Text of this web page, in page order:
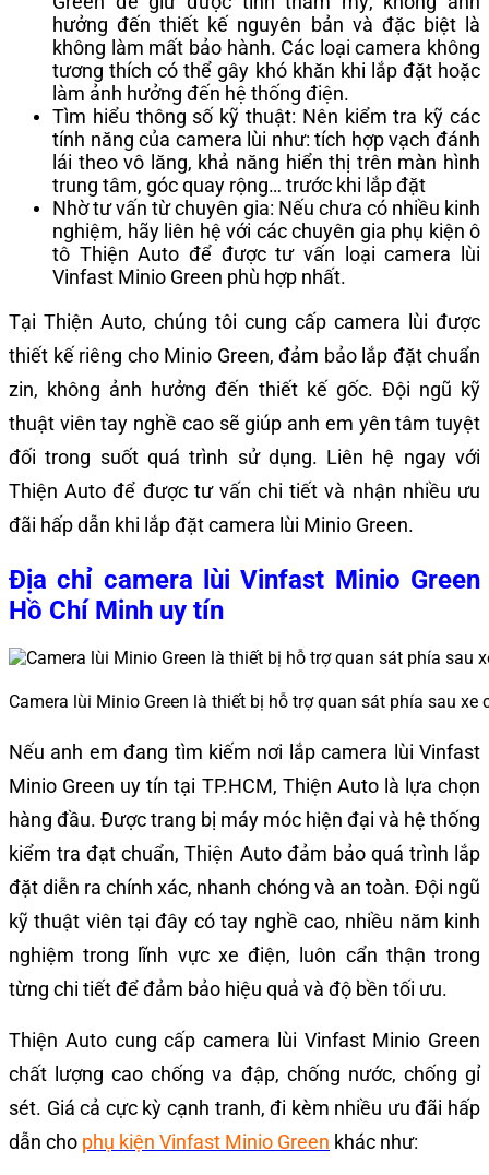
hưởng đến thiết kế nguyên bản và đặc biệt là
không làm mất bảo hành. Các loại camera không
tương thích có thể gây khó khăn khi lắp đặt hoặc
làm ảnh hưởng đến hệ thống điện.
Tìm hiểu thông số kỹ thuật: Nên kiểm tra kỹ các
tính năng của camera lùi như: tích hợp vạch đánh
lái theo vô lăng, khả năng hiển thị trên màn hình
trung tâm, góc quay rộng… trước khi lắp đặt
Nhờ tư vấn từ chuyên gia: Nếu chưa có nhiều kinh
nghiệm, hãy liên hệ với các chuyên gia phụ kiện ô
tô Thiện Auto để được tư vấn loại camera lùi
Vinfast Minio Green phù hợp nhất.
Tại Thiện Auto, chúng tôi cung cấp camera lùi được
thiết kế riêng cho Minio Green, đảm bảo lắp đặt chuẩn
zin, không ảnh hưởng đến thiết kế gốc. Đội ngũ kỹ
thuật viên tay nghề cao sẽ giúp anh em yên tâm tuyệt
đối trong suốt quá trình sử dụng. Liên hệ ngay với
Thiện Auto để được tư vấn chi tiết và nhận nhiều ưu
đãi hấp dẫn khi lắp đặt camera lùi Minio Green.
Địa chỉ camera lùi Vinfast Minio Green
Hồ Chí Minh uy tín
Camera lùi Minio Green là thiết bị hỗ trợ quan sát phía sau xe
Nếu anh em đang tìm kiếm nơi lắp camera lùi Vinfast
Minio Green uy tín tại TP.HCM, Thiện Auto là lựa chọn
hàng đầu. Được trang bị máy móc hiện đại và hệ thống
kiểm tra đạt chuẩn, Thiện Auto đảm bảo quá trình lắp
đặt diễn ra chính xác, nhanh chóng và an toàn. Đội ngũ
kỹ thuật viên tại đây có tay nghề cao, nhiều năm kinh
nghiệm trong lĩnh vực xe điện, luôn cẩn thận trong
từng chi tiết để đảm bảo hiệu quả và độ bền tối ưu.
Thiện Auto cung cấp camera lùi Vinfast Minio Green
chất lượng cao chống va đập, chống nước, chống gỉ
sét. Giá cả cực kỳ cạnh tranh, đi kèm nhiều ưu đãi hấp
dẫn cho phụ kiện Vinfast Minio Green khác như: